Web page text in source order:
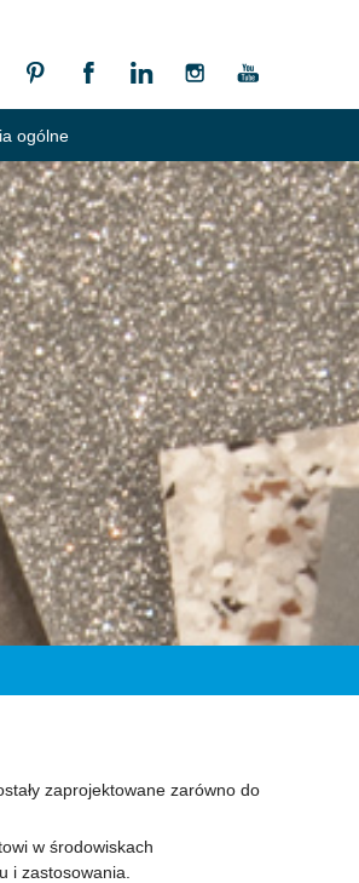
ogólne
zaprojektowane zarówno do
w środowiskach
i zastosowania.